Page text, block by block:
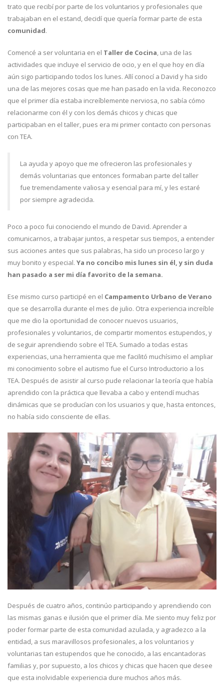
trato que recibí por parte de los voluntarios y profesionales que
trabajaban en el estand, decidí que quería formar parte de esta
comunidad.
Comencé a ser voluntaria en el Taller de Cocina, una de las
actividades que incluye el servicio de ocio, y en el que hoy en día
aún sigo participando todos los lunes. Allí conocí a David y ha sido
una de las mejores cosas que me han pasado en la vida. Reconozco
que el primer día estaba increíblemente nerviosa, no sabía cómo
relacionarme con él y con los demás chicos y chicas que
participaban en el taller, pues era mi primer contacto con personas
con TEA.
La ayuda y apoyo que me ofrecieron las profesionales y
demás voluntarias que entonces formaban parte del taller
fue tremendamente valiosa y esencial para mí, y les estaré
por siempre agradecida.
Poco a poco fui conociendo el mundo de David. Aprender a
comunicarnos, a trabajar juntos, a respetar sus tiempos, a entender
sus acciones antes que sus palabras, ha sido un proceso largo y
muy bonito y especial. Ya no concibo mis lunes sin él, y sin duda
han pasado a ser mi día favorito de la semana.
Ese mismo curso participé en el Campamento Urbano de Verano
que se desarrolla durante el mes de julio. Otra experiencia increíble
que me dio la oportunidad de conocer nuevos usuarios,
profesionales y voluntarios, de compartir momentos estupendos, y
de seguir aprendiendo sobre el TEA. Sumado a todas estas
experiencias, una herramienta que me facilitó muchísimo el ampliar
mi conocimiento sobre el autismo fue el Curso Introductorio a los
TEA. Después de asistir al curso pude relacionar la teoría que había
aprendido con la práctica que llevaba a cabo y entendí muchas
dinámicas que se producían con los usuarios y que, hasta entonces,
no había sido consciente de ellas.
Después de cuatro años, continúo participando y aprendiendo con
las mismas ganas e ilusión que el primer día. Me siento muy feliz por
poder formar parte de esta comunidad azulada, y agradezco a la
entidad, a sus maravillosos profesionales, a los voluntarios y
voluntarias tan estupendos que he conocido, a las encantadoras
familias y, por supuesto, a los chicos y chicas que hacen que desee
que esta inolvidable experiencia dure muchos años más.